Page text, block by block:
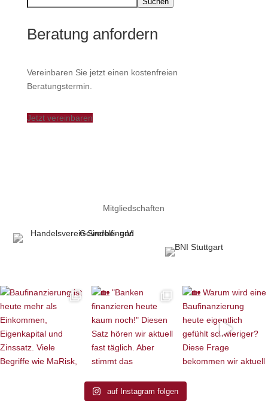
Beratung anfordern
Vereinbaren Sie jetzt einen kostenfreien
Beratungstermin.
Jetzt vereinbaren
Mitgliedschaften
auf Instagram folgen